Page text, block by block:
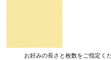
お好みの長さと枚数をご指定く